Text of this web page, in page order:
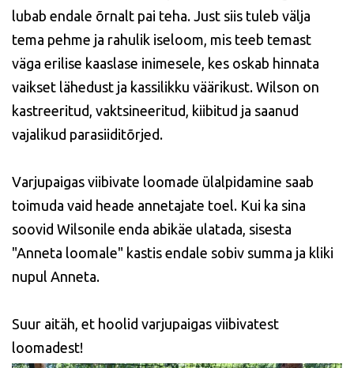
lubab endale õrnalt pai teha. Just siis tuleb välja
tema pehme ja rahulik iseloom, mis teeb temast
väga erilise kaaslase inimesele, kes oskab hinnata
vaikset lähedust ja kassilikku väärikust. Wilson on
kastreeritud, vaktsineeritud, kiibitud ja saanud
vajalikud parasiiditõrjed.
Varjupaigas viibivate loomade ülalpidamine saab
toimuda vaid heade annetajate toel. Kui ka sina
soovid Wilsonile enda abikäe ulatada, sisesta
"Anneta loomale" kastis endale sobiv summa ja kliki
nupul Anneta.
Suur aitäh, et hoolid varjupaigas viibivatest
loomadest!